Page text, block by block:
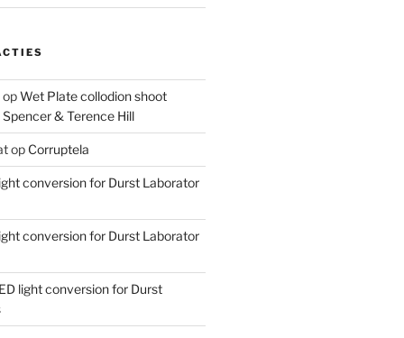
opWet Plate collodion shoot
& Terence Hill
op Corruptela
conversion for Durst Laborator
conversion for Durst Laborator
light conversion for Durst